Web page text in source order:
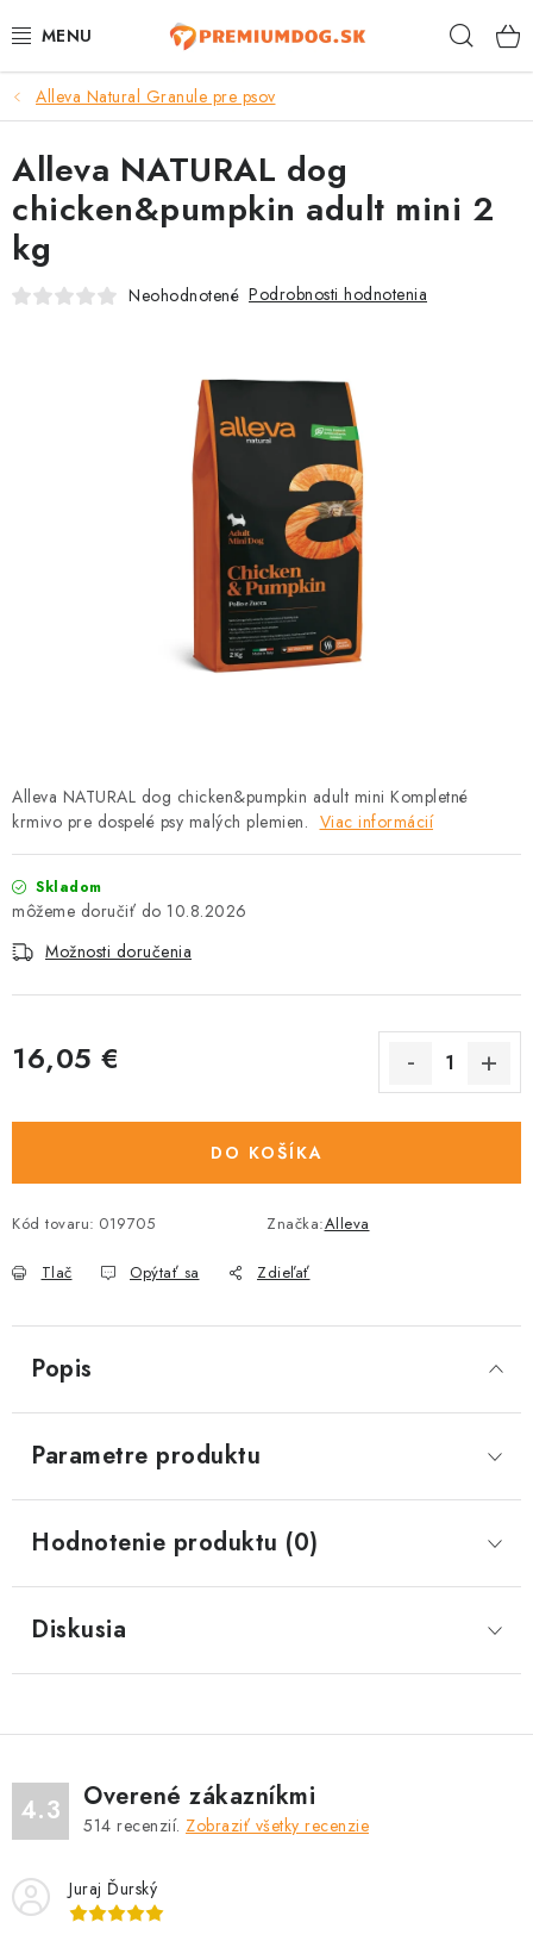
na
TOP 100 PRODUKTOV
NOVINKY
AKCIE
ÚTULKY
HOSPODÁRSKE ZVIERATÁ
VONKAJŠIE VTÁCTVO
CHOVATEĽSKÉ POTREBY
Alleva Natural Granule pre psov
Alleva NATURAL dog chicken&pumpkin adult mini Kompletné
krmivo pre dospelé psy malých plemien. Viac informácií
Skladom
10.8.2026
Možnosti doručenia
16,05 €
DO KOŠÍKA
Kód tovaru: 019705 Značka:Alleva
Tlač Opýtať sa Zdieľať
Alleva NATURAL dog
chicken&pumpkin adult mini 2
kg
Neohodnotené Podrobnosti hodnotenia
Popis
Parametre produktu
Hodnotenie produktu (0)
Diskusia
4.3 Overené zákazníkmi
514 recenzií. Zobraziť všetky recenzie
Juraj Ďurský